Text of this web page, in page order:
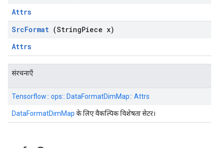
Attrs
SrcFormat (StringPiece x)
Attrs
संरचनाएँ
Tensorflow:: ops:: DataFormatDimMap:: Attrs
DataFormatDimMap के लिए वैकल्पिक विशेषता सेटर।